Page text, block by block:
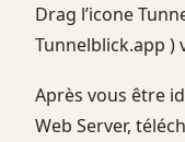
Drag l’icone
Tunnelblick.app )
Après vous être
Web Server,